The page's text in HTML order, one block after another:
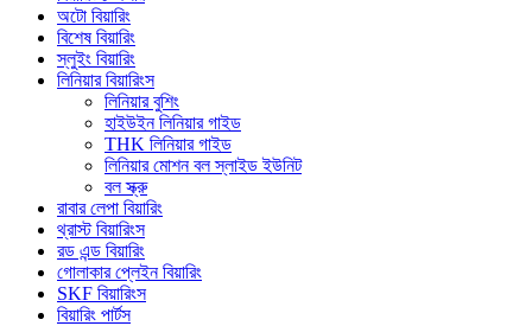
অটো বিয়ারিং
বিশেষ বিয়ারিং
স্লুইং বিয়ারিং
লিনিয়ার বিয়ারিংস
লিনিয়ার বুশিং
হাইউইন লিনিয়ার গাইড
THK লিনিয়ার গাইড
লিনিয়ার মোশন বল স্লাইড ইউনিট
বল স্ক্রু
রাবার লেপা বিয়ারিং
থ্রাস্ট বিয়ারিংস
রড এন্ড বিয়ারিং
গোলাকার প্লেইন বিয়ারিং
SKF বিয়ারিংস
বিয়ারিং পার্টস